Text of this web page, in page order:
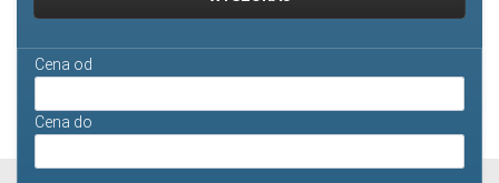
Cena od
Cena do